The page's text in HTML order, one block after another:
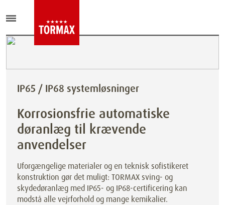
IP65 / IP68 systemløsninger
Korrosionsfrie automatiske
døranlæg til krævende
anvendelser
Uforgængelige materialer og en teknisk sofistikeret
konstruktion gør det muligt: TORMAX sving- og
skydedøranlæg med IP65- og IP68-certificering kan
modstå alle vejrforhold og mange kemikalier.